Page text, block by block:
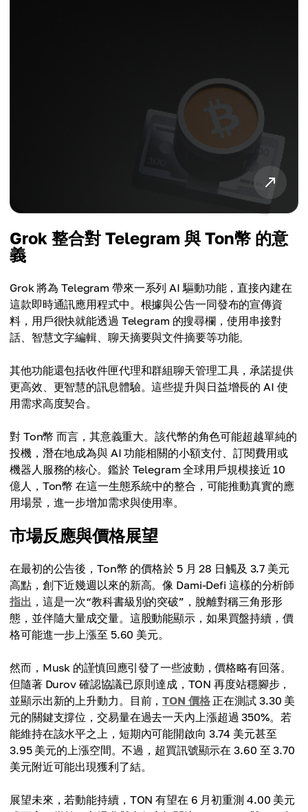
Grok 整合對 Telegram 與 Ton幣 的意
義
Grok 將為 Telegram 帶來一系列 AI 驅動功能，直接內建在
這款即時通訊應用程式中。根據與公告一同發布的宣傳資
料，用戶很快就能透過 Telegram 的搜尋欄，使用串接對
話、智慧文字編輯、聊天摘要與文件摘要等功能。
其他功能還包括收件匣代理和群組聊天管理工具，承諾提供
更高效、更智慧的訊息體驗。這些提升與日益增長的 AI 使
用需求高度契合。
對 Ton幣 而言，其意義重大。該代幣的角色可能超越單純的
投機，潛在地成為與 AI 功能相關的小額支付、訂閱費用或
機器人服務的核心。鑑於 Telegram 全球用戶規模接近 10
億人，Ton幣 在這一生態系統中的整合，可能推動真實的應
用場景，進一步增加需求與使用率。
市場反應與價格展望
在最初的公告後，Ton幣 的價格於 5 月 28 日觸及 3.7 美元
高點，創下近幾週以來的新高。像 Dami-Defi 這樣的分析師
指出 ，這是一次“教科書級別的突破”，脫離對稱三角形形
態，並伴隨大量成交量。這股動能顯示，如果買盤持續，價
格可能進一步上漲至 5.60 美元。
然而，Musk 的謹慎回應引發了一些波動，價格略有回落。
但隨著 Durov 確認協議已原則達成，TON 再度站穩腳步，
並顯示出新的上升動力。目前，TON 價格正在測試 3.30 美
元的關鍵支撐位，交易量在過去一天內上漲超過 350%。若
能維持在該水平之上，短期內可能開啟向 3.74 美元甚至
3.95 美元的上漲空間。不過，超買訊號顯示在 3.60 至 3.70
美元附近可能出現獲利了結。
展望未來，若動能持續，TON 有望在 6 月初重測 4.00 美元